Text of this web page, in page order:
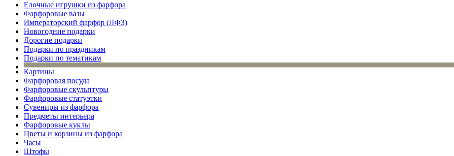
Елочные игрушки из фарфора
Фарфоровые вазы
Императорский фарфор (ЛФЗ)
Новогодние подарки
Дорогие подарки
Подарки по праздникам
Подарки по тематикам
Картины
Фарфоровая посуда
Фарфоровые скульптуры
Фарфоровые статуэтки
Сувениры из фарфора
Предметы интерьера
Фарфоровые куклы
Цветы и корзины из фарфора
Часы
Штофы